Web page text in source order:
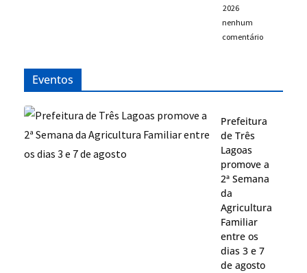
2026
nenhum
comentário
Eventos
Prefeitura
de Três
Lagoas
promove a
2ª Semana
da
Agricultura
Familiar
entre os
dias 3 e 7
de agosto